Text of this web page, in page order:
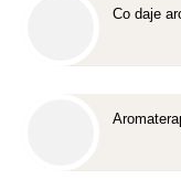
Co daje